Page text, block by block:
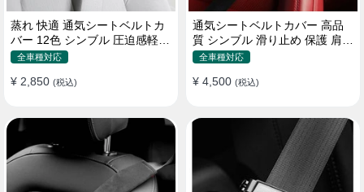
蒸れ 快適 通気シートベルトカ
バー 12色 シンブル 圧迫感軽減
保護 肩当てパッド
全車種対応
¥ 2,850 (税込)
通気シートベルトカバー 高品
質 シンブル 滑り止め 保護 肩当
てパッド 圧迫感軽減
全車種対応
¥ 4,500 (税込)